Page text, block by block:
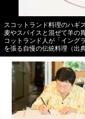
スコットランド料理のハギ
麦やスパイスと混ぜて羊の
コットランド人が「イング
を張る自慢の伝統料理（出